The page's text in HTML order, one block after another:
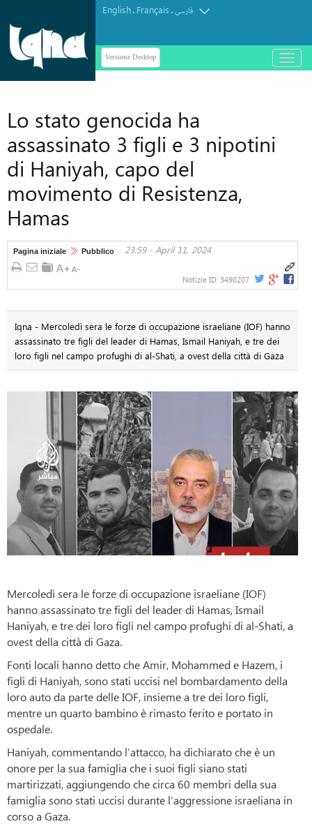
English. Français.فارسی
Versione Desktop
باز
و
Lo stato genocida ha
assassinato 3 figli e 3 nipotini
di Haniyah, capo del
movimento di Resistenza,
Hamas
Pagina iniziale Pubblico 23:59 - April 11, 2024
Notizie ID: 3490207
Iqna - Mercoledì sera le forze di occupazione israeliane (IOF) hanno
assassinato tre figli del leader di Hamas, Ismail Haniyah, e tre dei
loro figli nel campo profughi di al-Shati, a ovest della città di Gaza
Mercoledì sera le forze di occupazione israeliane (IOF)
hanno assassinato tre figli del leader di Hamas, Ismail
Haniyah, e tre dei loro figli nel campo profughi di al-Shati, a
ovest della città di Gaza.
Fonti locali hanno detto che Amir, Mohammed e Hazem, i
figli di Haniyah, sono stati uccisi nel bombardamento della
loro auto da parte delle IOF, insieme a tre dei loro figli,
mentre un quarto bambino è rimasto ferito e portato in
ospedale.
Haniyah, commentando l’attacco, ha dichiarato che è un
onore per la sua famiglia che i suoi figli siano stati
martirizzati, aggiungendo che circa 60 membri della sua
famiglia sono stati uccisi durante l’aggressione israeliana in
corso a Gaza.